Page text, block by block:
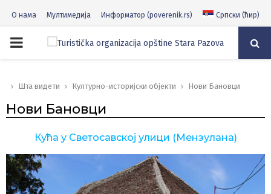
О нама Мултимедија Информатор (poverenik.rs) Српски (ћир)
PRIMARY
Шта видети Културно-историјски објекти Нови Бановци
Нови Бановци
Кућа у Светосавској улици (Мензулана)